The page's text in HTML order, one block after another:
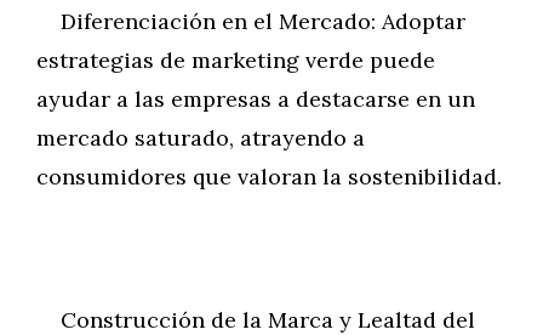
Diferenciación en el Mercado: Adoptar
estrategias de marketing verde puede
ayudar a las empresas a destacarse en un
mercado saturado, atrayendo a
consumidores que valoran la sostenibilidad.
Construcción de la Marca y Lealtad del